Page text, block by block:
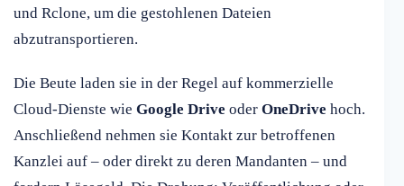
und Rclone, um die gestohlenen Dateien
abzutransportieren.
Die Beute laden sie in der Regel auf kommerzielle
Cloud-Dienste wie Google Drive oder OneDrive hoch.
Anschließend nehmen sie Kontakt zur betroffenen
Kanzlei auf – oder direkt zu deren Mandanten – und